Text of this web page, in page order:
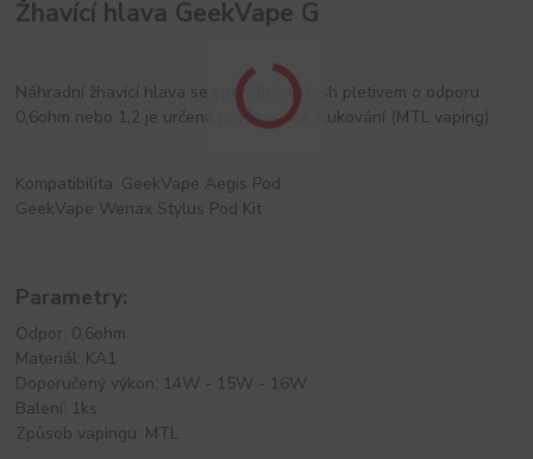
Žhavící hlava GeekVape G
Náhradní žhavící hlava se speciálním Mesh pletivem o odporu
0,6ohm nebo 1,2 je určená pro klasické šlukování (MTL vaping).
Kompatibilita: GeekVape Aegis Pod
GeekVape Wenax Stylus Pod Kit
Parametry:
Odpor: 0,6ohm
Materiál: KA1
Doporučený výkon: 14W - 15W - 16W
Balení: 1ks
Způsob vapingu: MTL